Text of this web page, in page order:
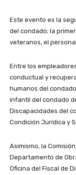
Este evento es la
del condado; la
veteranos, el
Entre los
conductual y
humanos del
infantil del condado
Discapacidades del
Condición Jurídica y
Asimismo, la
Departamento de
Oficina del Fiscal de